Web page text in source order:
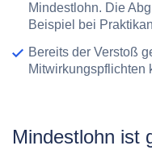
Mindestlohn. Die
Beispiel bei
Bereits der Verstoß
Mitwirkungspflichten
Mindestlohn ist